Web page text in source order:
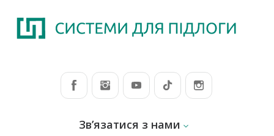
Зв’язатися з нами